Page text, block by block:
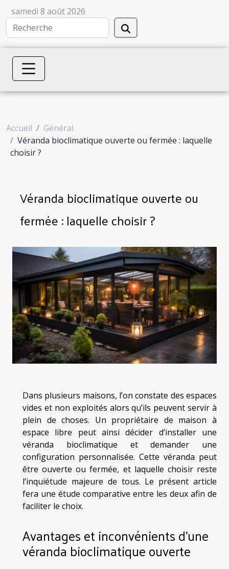
samedi 8 août 2026
Accueil
Général
Véranda bioclimatique ouverte ou fermée : laquelle
choisir ?
Véranda bioclimatique ouverte ou
fermée : laquelle choisir ?
Dans plusieurs maisons, l’on constate des espaces
vides et non exploités alors qu’ils peuvent servir à
plein de choses. Un propriétaire de maison à
espace libre peut ainsi décider d’installer une
véranda bioclimatique et demander une
configuration personnalisée. Cette véranda peut
être ouverte ou fermée, et laquelle choisir reste
l’inquiétude majeure de tous. Le présent article
fera une étude comparative entre les deux afin de
faciliter le choix.
Avantages et inconvénients d’une
véranda bioclimatique ouverte